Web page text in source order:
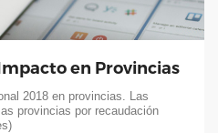
en Provincias
2018 en provincias. Las
provincias por recaudación